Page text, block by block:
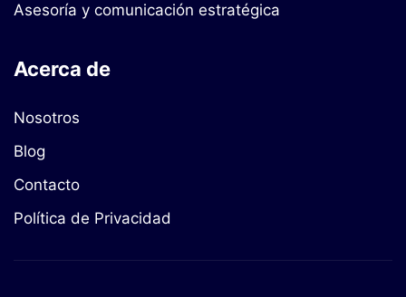
Asesoría y comunicación estratégica
Acerca de
Nosotros
Blog
Contacto
Política de Privacidad